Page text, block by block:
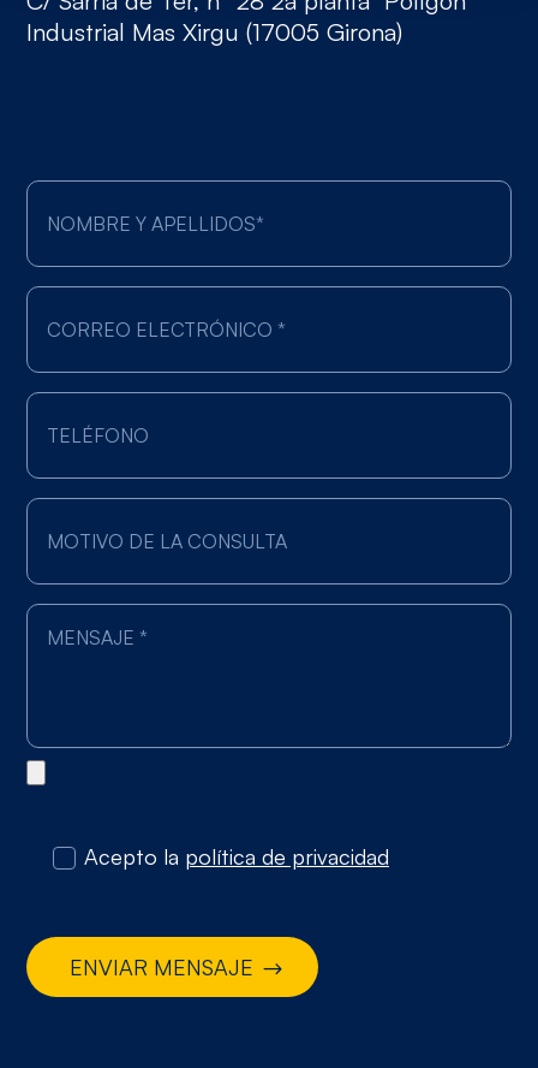
Industrial Mas Xirgu (17005 Girona)
Acepto la política de privacidad
ENVIAR MENSAJE